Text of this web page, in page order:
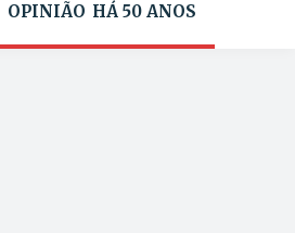
OPINIÃO HÁ 50 ANOS